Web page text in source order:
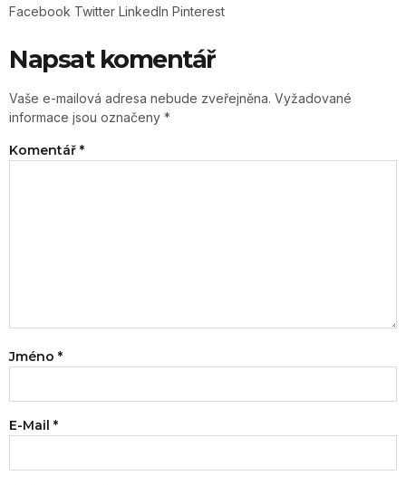
Facebook Twitter LinkedIn Pinterest
Napsat komentář
Vaše e-mailová adresa nebude zveřejněna. Vyžadované
informace jsou označeny *
Komentář *
Jméno *
E-Mail *